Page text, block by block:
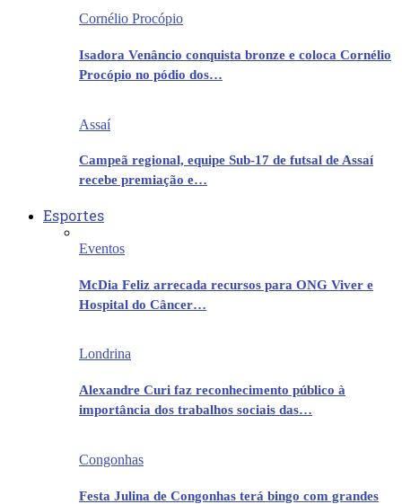
Cornélio Procópio
Isadora Venâncio conquista bronze e coloca Cornélio
Procópio no pódio dos…
Assaí
Campeã regional, equipe Sub-17 de futsal de Assaí
recebe premiação e…
Esportes
Eventos
McDia Feliz arrecada recursos para ONG Viver e
Hospital do Câncer…
Londrina
Alexandre Curi faz reconhecimento público à
importância dos trabalhos sociais das…
Congonhas
Festa Julina de Congonhas terá bingo com grandes